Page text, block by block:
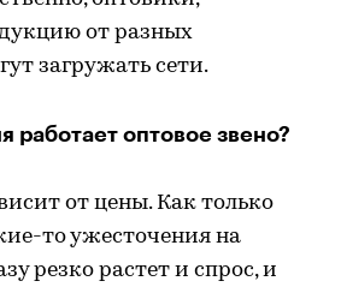
от разных
загружать сети.
работает оптовое звено?
от цены. Как только
то ужесточения на
резко растет и спрос, и